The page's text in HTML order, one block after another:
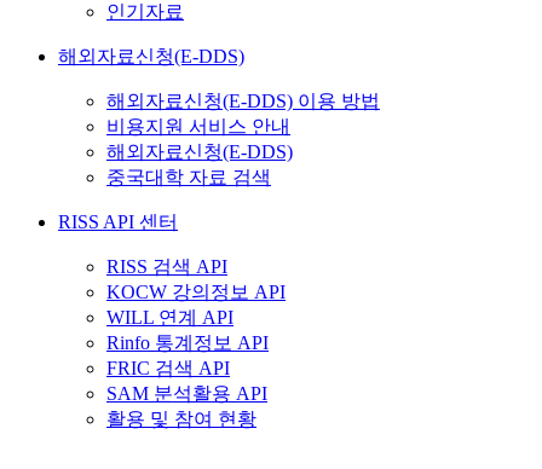
인기자료
해외자료신청(E-DDS)
해외자료신청(E-DDS) 이용 방법
비용지원 서비스 안내
해외자료신청(E-DDS)
중국대학 자료 검색
RISS API 센터
RISS 검색 API
KOCW 강의정보 API
WILL 연계 API
Rinfo 통계정보 API
FRIC 검색 API
SAM 분석활용 API
활용 및 참여 현황